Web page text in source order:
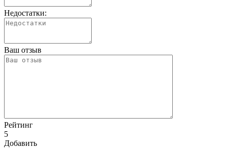
Недостатки:
Ваш отзыв
Рейтинг
5
Добавить